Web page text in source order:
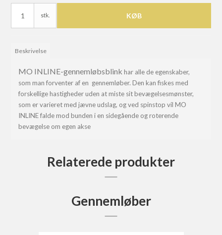
stk. KØB
Beskrivelse
MO INLINE-gennemløbsblink har alle de egenskaber,
som man forventer af en gennemløber. Den kan fiskes med
forskellige hastigheder uden at miste sit bevægelsesmønster,
som er varieret med jævne udslag, og ved spinstop vil MO
INLINE falde mod bunden i en sidegående og roterende
bevægelse om egen akse
Relaterede produkter
Gennemløber